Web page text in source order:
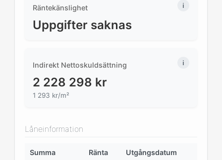
Räntekänslighet
Uppgifter saknas
Indirekt Nettoskuldsättning
2 228 298 kr
1 293 kr/m²
Låneinformation
Summa Ränta Utgångsdatum